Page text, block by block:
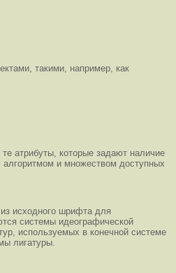
такими, например, как
атрибуты, которые задают наличие
и множеством доступных
исходного шрифта для
системы идеографической
используемых в конечной системе
лигатуры.